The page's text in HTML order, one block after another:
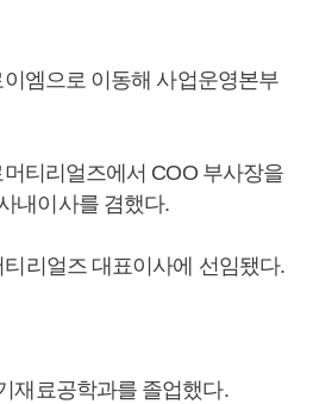
엠으로 이동해 사업운영본부
티리얼즈에서 COO 부사장을
내이사를 겸했다.
리얼즈 대표이사에 선임됐다.
재료공학과를 졸업했다.